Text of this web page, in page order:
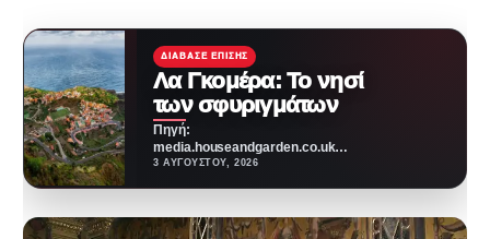
ΔΙΆΒΑΣΕ ΕΠΊΣΗΣ
Λα Γκομέρα: Το νησί
των σφυριγμάτων
Πηγή:
media.houseandgarden.co.ukΜακριά
από τα πολύβουα θέρετρα και τις
Νησιά,…
3 ΑΥΓΟΎΣΤΟΥ, 2026